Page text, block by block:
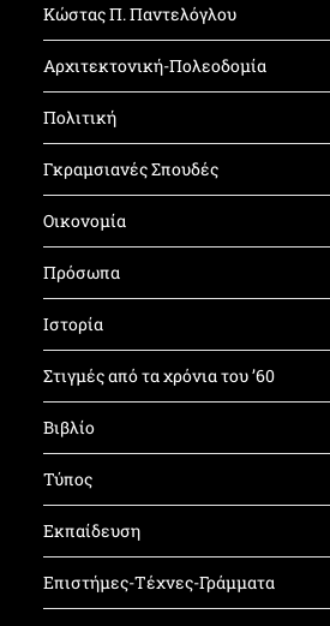
Κώστας Π. Παντελόγλου
Αρχιτεκτονική-Πολεοδομία
Πολιτική
Γκραμσιανές Σπουδές
Οικονομία
Πρόσωπα
Ιστορία
Στιγμές από τα χρόνια του ’60
Βιβλίο
Τύπος
Εκπαίδευση
Επιστήμες-Τέχνες-Γράμματα